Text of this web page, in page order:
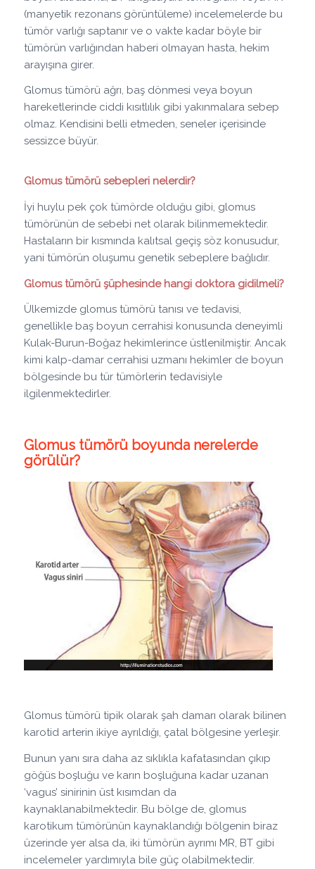
(manyetik rezonans görüntüleme) incelemelerde bu
tümör varlığı saptanır ve o vakte kadar böyle bir
tümörün varlığından haberi olmayan hasta, hekim
arayışına girer.
Glomus tümörü ağrı, baş dönmesi veya boyun
hareketlerinde ciddi kısıtlılık gibi yakınmalara sebep
olmaz. Kendisini belli etmeden, seneler içerisinde
sessizce büyür.
Glomus tümörü sebepleri nelerdir?
İyi huylu pek çok tümörde olduğu gibi, glomus
tümörünün de sebebi net olarak bilinmemektedir.
Hastaların bir kısmında kalıtsal geçiş söz konusudur,
yani tümörün oluşumu genetik sebeplere bağlıdır.
Glomus tümörü şüphesinde hangi doktora gidilmeli?
Ülkemizde glomus tümörü tanısı ve tedavisi,
genellikle baş boyun cerrahisi konusunda deneyimli
Kulak-Burun-Boğaz hekimlerince üstlenilmiştir. Ancak
kimi kalp-damar cerrahisi uzmanı hekimler de boyun
bölgesinde bu tür tümörlerin tedavisiyle
ilgilenmektedirler.
Glomus tümörü boyunda nerelerde
görülür?
Glomus tümörü tipik olarak şah damarı olarak bilinen
karotid arterin ikiye ayrıldığı, çatal bölgesine yerleşir.
Bunun yanı sıra daha az sıklıkla kafatasından çıkıp
göğüs boşluğu ve karın boşluğuna kadar uzanan
‘vagus’ sinirinin üst kısımdan da
kaynaklanabilmektedir. Bu bölge de, glomus
karotikum tümörünün kaynaklandığı bölgenin biraz
üzerinde yer alsa da, iki tümörün ayrımı MR, BT gibi
incelemeler yardımıyla bile güç olabilmektedir.